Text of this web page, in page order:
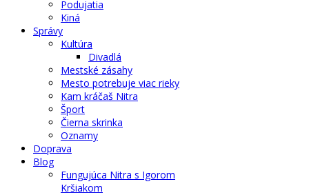
Podujatia
Kiná
Správy
Kultúra
Divadlá
Mestské zásahy
Mesto potrebuje viac rieky
Kam kráčaš Nitra
Šport
Čierna skrinka
Oznamy
Doprava
Blog
Fungujúca Nitra s Igorom
Kršiakom